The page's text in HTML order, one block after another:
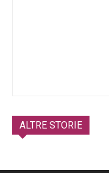
ALTRE STORIE